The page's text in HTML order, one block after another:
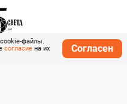
файлы.
согласие на их
Согласен